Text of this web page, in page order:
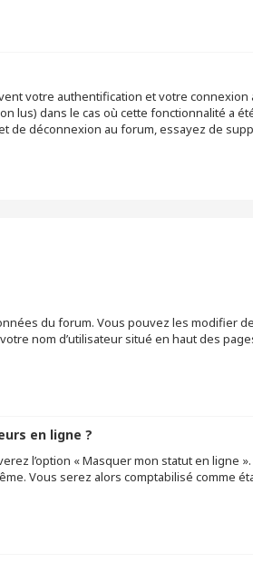
votre authentification et votre connexion
lus) dans le cas où cette fonctionnalité a
de déconnexion au forum, essayez de
du forum. Vous pouvez les modifier
nom d’utilisateur situé en haut des
en ligne ?
l’option « Masquer mon statut en ligne
Vous serez alors comptabilisé comme